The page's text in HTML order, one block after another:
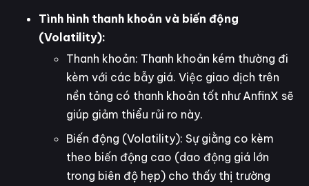
Tình hình thanh khoản và biến động
(Volatility):
Thanh khoản: Thanh khoản kém thường đi
kèm với các bẫy giá. Việc giao dịch trên
nền tảng có thanh khoản tốt như AnfinX sẽ
giúp giảm thiểu rủi ro này.
Biến động (Volatility): Sự giằng co kèm
theo biến động cao (dao động giá lớn
trong biên độ hẹp) cho thấy thị trường